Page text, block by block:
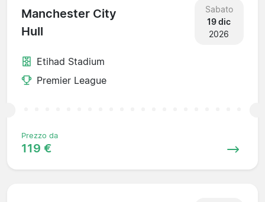
Manchester City
Hull
Sabato
19 dic
2026
Etihad Stadium
Premier League
Prezzo da
119 €